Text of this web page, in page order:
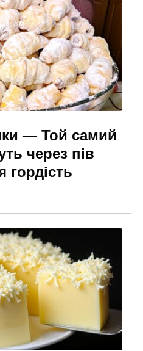
— Той самий
через пів